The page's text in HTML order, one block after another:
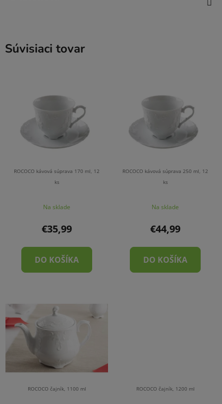
Súvisiaci tovar
ROCOCO kávová súprava 170 ml, 12
ks
Na sklade
€35,99
DO KOŠÍKA
ROCOCO kávová súprava 250 ml, 12
ks
Na sklade
€44,99
DO KOŠÍKA
ROCOCO čajník, 1100 ml ROCOCO čajník, 1200 ml